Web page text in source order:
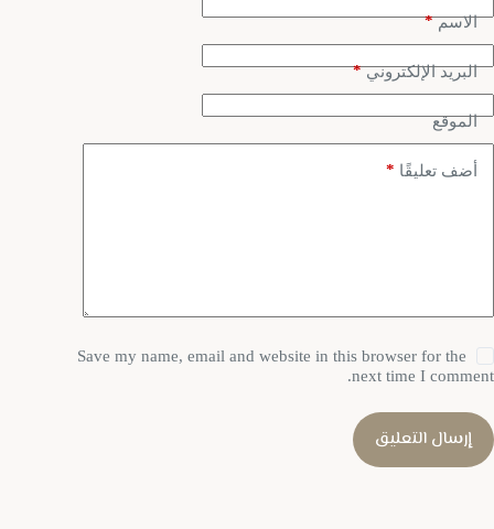
الاسم*
البريد الإلكتروني*
الموقع
أضف تعليقًا *
Save my name, email and website in this browser for the
next time I comment.
إرسال التعليق